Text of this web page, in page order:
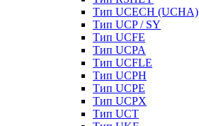
Тип UCECH (UCHA)
Тип UCP / SY
Тип UCFE
Тип UCPA
Тип UCFLE
Тип UCPH
Тип UCPE
Тип UCPX
Тип UCT